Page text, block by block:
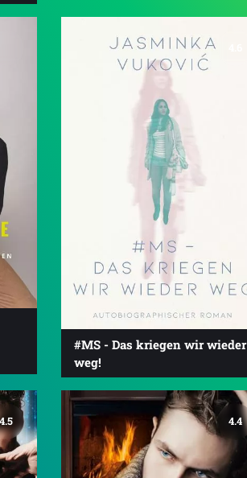
#MS - Das kriegen wir wieder
weg!
4.5 4.4